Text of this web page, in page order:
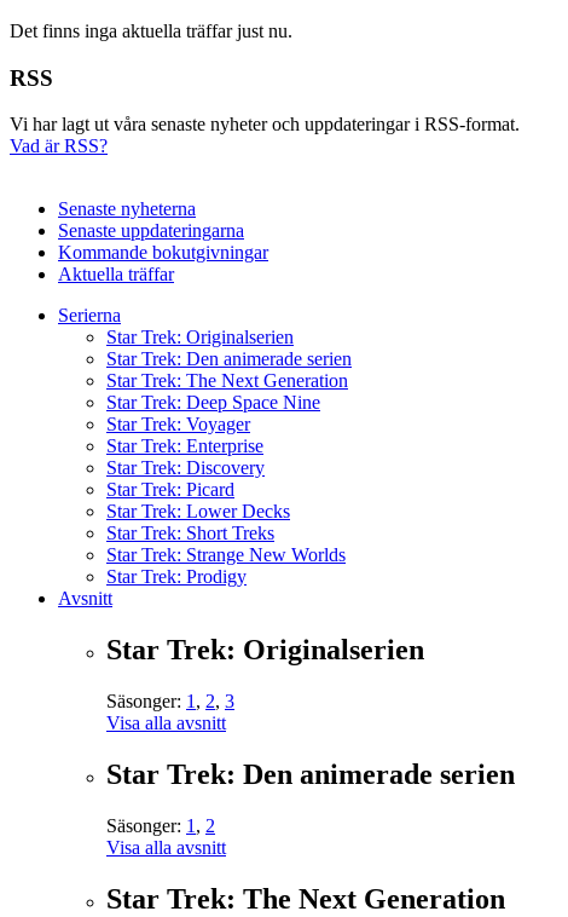
Det finns inga aktuella träffar just nu.
RSS
Vi har lagt ut våra senaste nyheter och uppdateringar i RSS-format.
Vad är RSS?
Senaste nyheterna
Senaste uppdateringarna
Kommande bokutgivningar
Aktuella träffar
Serierna
Star Trek: Originalserien
Star Trek: Den animerade serien
Star Trek: The Next Generation
Star Trek: Deep Space Nine
Star Trek: Voyager
Star Trek: Enterprise
Star Trek: Discovery
Star Trek: Picard
Star Trek: Lower Decks
Star Trek: Short Treks
Star Trek: Strange New Worlds
Star Trek: Prodigy
Avsnitt
Star Trek: Originalserien
Säsonger: 1 , 2, 3
Visa alla avsnitt
Star Trek: Den animerade serien
Säsonger: 1 , 2
Visa alla avsnitt
Star Trek: The Next Generation